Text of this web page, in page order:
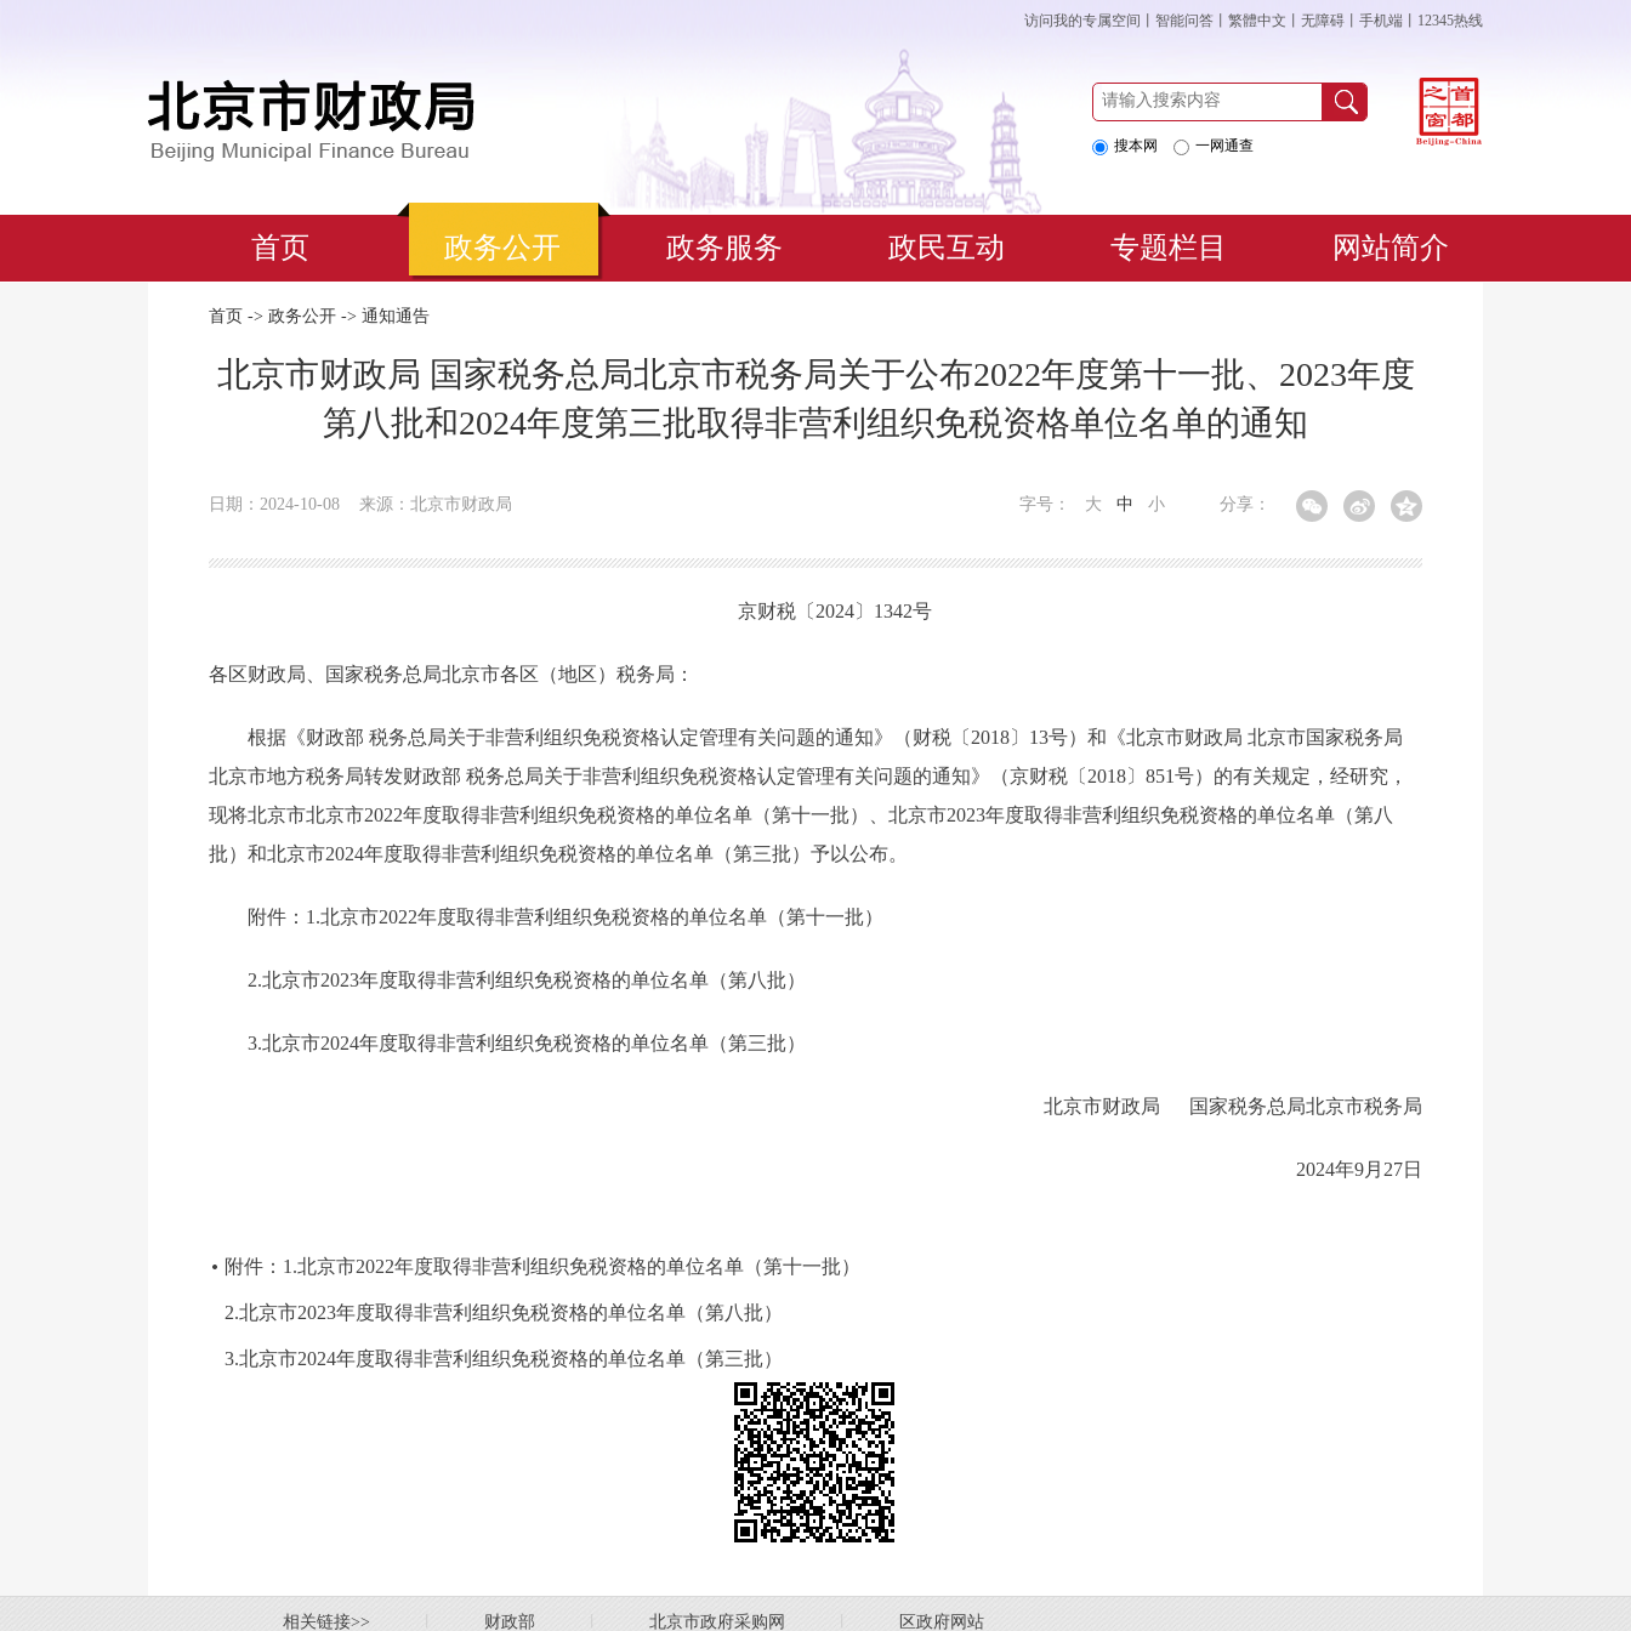
访问我的专属空间 智能问答 繁體中文 无障碍 手机端 12345热线
搜本网 一网通查
首页 政务公开 政务服务 政民互动 专题栏目 网站简介
首页 -> 政务公开 -> 通知通告
北京市财政局 国家税务总局北京市税务局关于公布2022年度第十一批、2023年度
第八批和2024年度第三批取得非营利组织免税资格单位名单的通知
日期：2024-10-08 来源：北京市财政局 分享：
字号： 大 中 小
京财税 〔 2024〕 1342号
各区财政局、国家税务总局北京市各区（地区）税务局 ：
根据《财政部 税务总局关于非营利组织免税资格认定管理有关问题的通知》（财税〔2018〕13号）和《北京市财政局 北京市国家税务局
北京市地方税务局转发财政部 税务总局关于非营利组织免税资格认定管理有关问题的通知》（京财税〔2018〕851号）的有关规定，经研究，
现将北京市北京市2022年度取得非营利组织免税资格的单位名单（第十一批）、北京市2023年度取得非营利组织免税资格的单位名单（第八
批）和北京市2024年度取得非营利组织免税资格的单位名单（第三批）予以公布。
附件：1.北京市2022年度取得非营利组织免税资格的单位名单（第十一批）
2.北京市2023年度取得非营利组织免税资格的单位名单（第八批）
3.北京市2024年度取得非营利组织免税资格的单位名单（第三批）
北京市财政局 国家税务总局北京市税务局
2024年9月27日
附件：1.北京市2022年度取得非营利组织免税资格的单位名单（第十一批）
2.北京市2023年度取得非营利组织免税资格的单位名单（第八批）
3.北京市2024年度取得非营利组织免税资格的单位名单（第三批）
相关链接>> 财政部 北京市政府采购网 区政府网站